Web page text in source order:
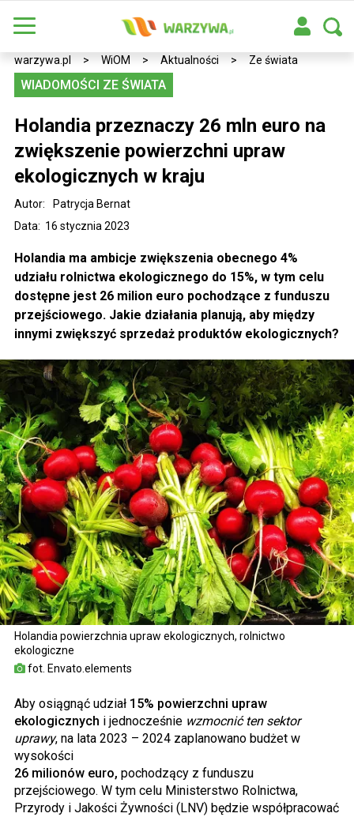
warzywa.pl > WiOM > Aktualności > Ze świata
Holandia powierzchnia upraw ekologicznych, rolnictwo
ekologiczne
fot. Envato.elements
WIADOMOŚCI ZE ŚWIATA
Holandia przeznaczy 26 mln euro na
zwiększenie powierzchni upraw
ekologicznych w kraju
Data: 16 stycznia 2023
Autor: Patrycja Bernat
Holandia ma ambicje zwiększenia obecnego 4%
udziału rolnictwa ekologicznego do 15%, w tym celu
dostępne jest 26 milion euro pochodzące z funduszu
przejściowego. Jakie działania planują, aby między
innymi zwiększyć sprzedaż produktów ekologicznych?
Aby osiągnąć udział 15% powierzchni upraw
ekologicznych i jednocześnie wzmocnić ten sektor
uprawy, na lata 2023 – 2024 zaplanowano budżet w
wysokości
26 milionów euro, pochodzący z funduszu
przejściowego. W tym celu Ministerstwo Rolnictwa,
Przyrody i Jakości Żywności (LNV) będzie współpracować